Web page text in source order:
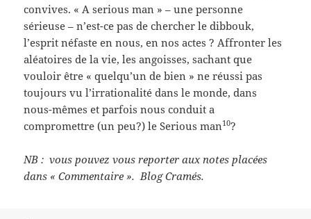
convives. « A serious man » – une personne
sérieuse – n’est-ce pas de chercher le dibbouk,
l’esprit néfaste en nous, en nos actes ? Affronter les
aléatoires de la vie, les angoisses, sachant que
vouloir être « quelqu’un de bien » ne réussi pas
toujours vu l’irrationalité dans le monde, dans
nous-mêmes et parfois nous conduit a
compromettre (un peu?) le Serious man10?
NB : vous pouvez vous reporter aux notes placées
dans « Commentaire ». Blog Cramés.